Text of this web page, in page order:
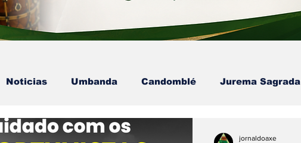
Noticias Umbanda Candomblé Jurema Sagrada
Colunista - Dra. Ana Paula
jornaldoaxe